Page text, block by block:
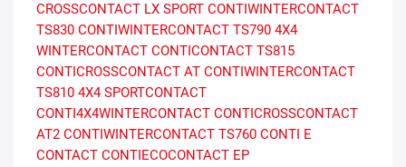
CROSSCONTACT LX SPORT CONTIWINTERCONTACT
TS830 CONTIWINTERCONTACT TS790 4X4
WINTERCONTACT CONTICONTACT TS815
CONTICROSSCONTACT AT CONTIWINTERCONTACT
TS810 4X4 SPORTCONTACT
CONTI4X4WINTERCONTACT CONTICROSSCONTACT
AT2 CONTIWINTERCONTACT TS760 CONTI E
CONTACT CONTIECOCONTACT EP